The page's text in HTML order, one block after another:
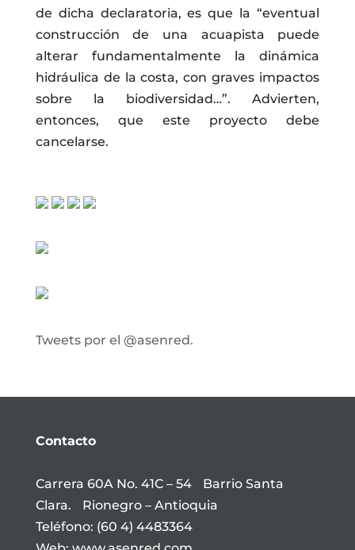
de dicha declaratoria, es que la “eventual
construcción de una acuapista puede
alterar fundamentalmente la dinámica
hidráulica de la costa, con graves impactos
sobre la biodiversidad…”. Advierten,
entonces, que este proyecto debe
cancelarse.
Tweets por el @asenred.
Contacto
Carrera 60A No. 41C – 54 Barrio Santa
Clara. Rionegro – Antioquia
Teléfono: (60 4) 4483364